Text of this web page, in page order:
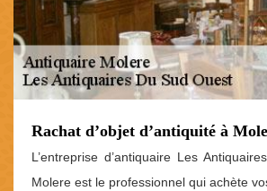
Rachat d’objet d’antiquité à
L’entreprise d’antiquaire Les
Molere est le professionnel qui achète